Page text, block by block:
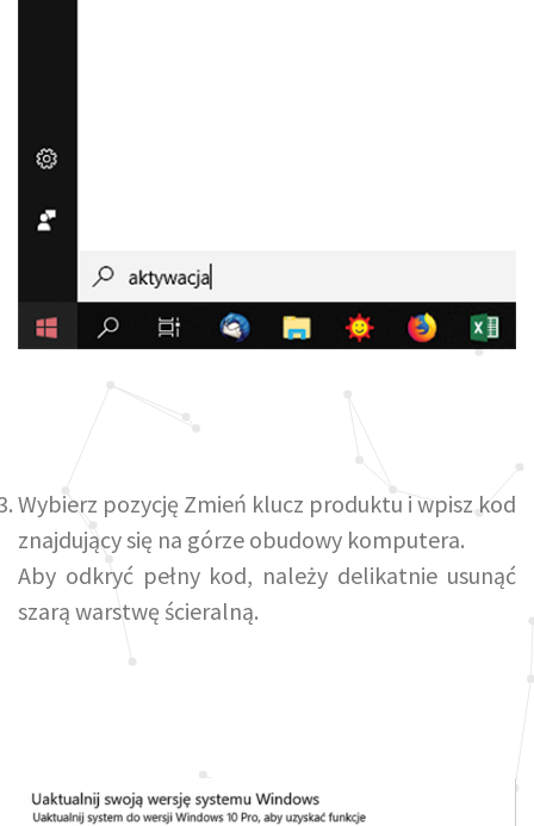
Wybierz pozycję Zmień klucz produktu i wpisz kod
znajdujący się na górze obudowy komputera.
Aby odkryć pełny kod, należy delikatnie usunąć
szarą warstwę ścieralną.